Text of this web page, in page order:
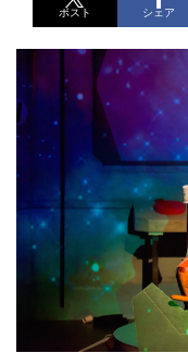
ポスト シェア